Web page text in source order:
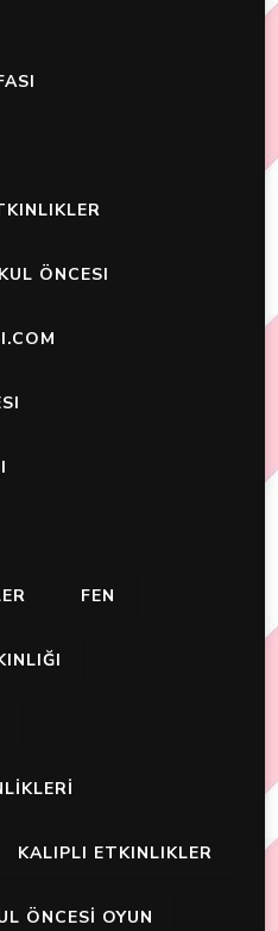
ÖNCESI
FEN
KALIPLI ETKINLIKLER
ÖNCESİ OYUN